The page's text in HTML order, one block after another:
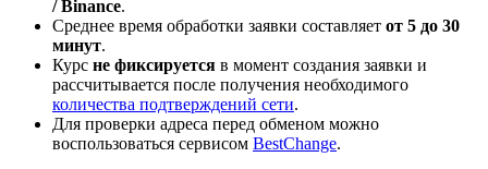
/ Binance.
Среднее время обработки заявки составляет от 5 до 30
минут.
Курс не фиксируется в момент создания заявки и
рассчитывается после получения необходимого
количества подтверждений сети.
Для проверки адреса перед обменом можно
воспользоваться сервисом BestChange.